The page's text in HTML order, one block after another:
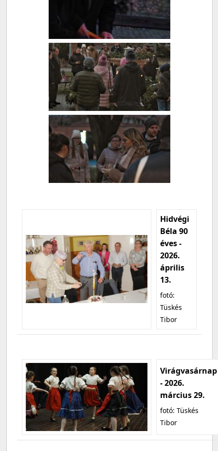
Hidvégi
Béla 90
éves -
2026.
április
13.
fotó:
Tüskés
Tibor
Virágvasárnap
- 2026.
március 29.
fotó: Tüskés
Tibor